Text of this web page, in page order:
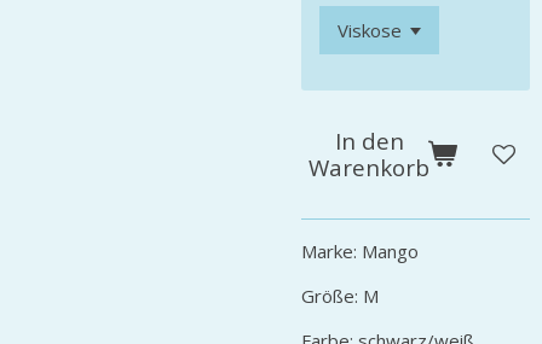
In den
Warenkorb
Marke: Mango
Größe: M